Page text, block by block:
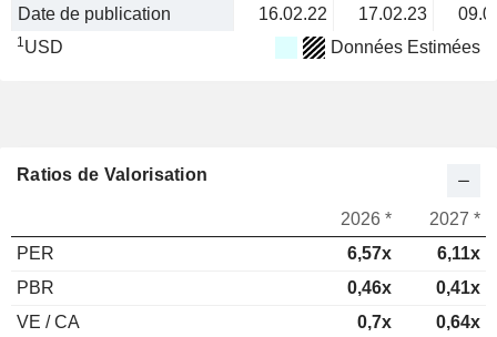
Date de publication
16.02.22 17.02.23
1USD Données Estimées
Ratios de Valorisation
2026 *
2027 *
PER
6,57x
6,11x
PBR
0,46x
0,41x
VE / CA
0,7x
0,64x